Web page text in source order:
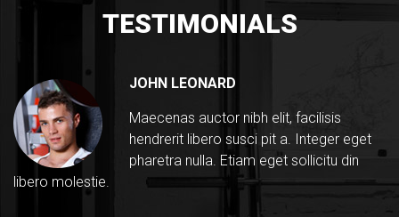
TESTIMONIALS
JOHN LEONARD
Maecenas auctor nibh elit, facilisis
hendrerit libero susci pit a. Integer eget
pharetra nulla. Etiam eget sollicitu din
libero molestie.